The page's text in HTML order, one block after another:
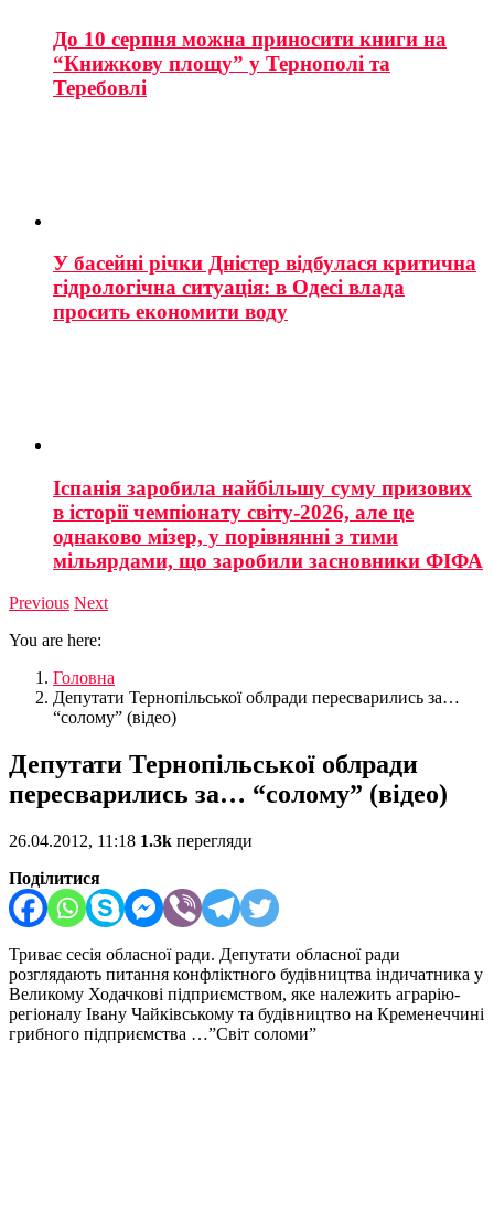
До 10 серпня можна приносити книги на
“Книжкову площу” у Тернополі та
Теребовлі
У басейні річки Дністер відбулася критична
гідрологічна ситуація: в Одесі влада
просить економити воду
Іспанія заробила найбільшу суму призових
в історії чемпіонату світу-2026, але це
однаково мізер, у порівнянні з тими
мільярдами, що заробили засновники ФІФА
Previous Next
You are here:
Головна
Депутати Тернопільської облради пересварились за…
“солому” (відео)
Депутати Тернопільської облради
пересварились за… “солому” (відео)
26.04.2012, 11:18 1.3k перегляди
Поділитися
Триває сесія обласної ради. Депутати обласної ради
розглядають питання конфліктного будівництва індичатника у
Великому Ходачкові підприємством, яке належить аграрію-
регіоналу Івану Чайківському та будівництво на Кременеччині
грибного підприємства …”Світ соломи”